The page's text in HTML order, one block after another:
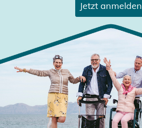
Jetzt anmelden